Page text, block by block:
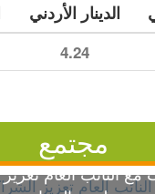
الدينار الأردني
4.24
مجتمع
مع النائب العام